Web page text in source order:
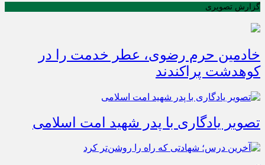
گزارش تصویری
خادمین حرم رضوی، عطر خدمت را در
کوهدشت پراکندند
تصویر یادگاری با پدر شهید امت اسلامی